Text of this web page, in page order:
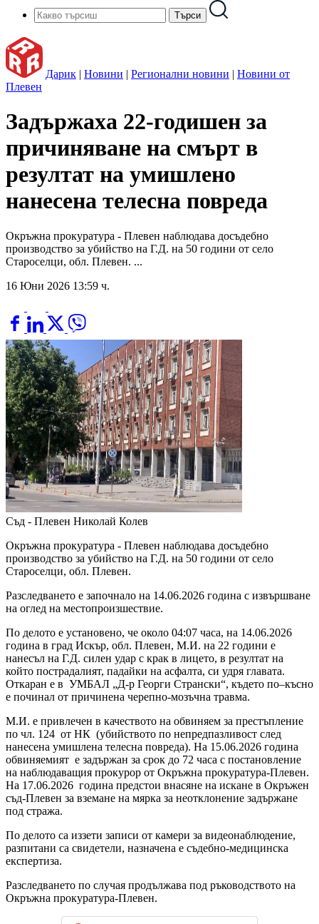
Дарик | Новини | Регионални новини | Новини от
Плевен
Задържаха 22-годишен за
причиняване на смърт в
резултат на умишлено
нанесена телесна повреда
Окръжна прокуратура - Плевен наблюдава досъдебно
производство за убийство на Г.Д. на 50 години от село
Староселци, обл. Плевен. ...
16 Юни 2026 13:59 ч.
Съд - Плевен Николай Колев
Окръжна прокуратура - Плевен наблюдава досъдебно
производство за убийство на Г.Д. на 50 години от село
Староселци, обл. Плевен.
Разследването е започнало на 14.06.2026 година с извършване
на оглед на местопроизшествие.
По делото е установено, че около 04:07 часа, на 14.06.2026
година в град Искър, обл. Плевен, М.И. на 22 години е
нанесъл на Г.Д. силен удар с крак в лицето, в резултат на
който пострадалият, падайки на асфалта, си удря главата.
Откаран е в УМБАЛ „Д-р Георги Странски“, където по–късно
е починал от причинена черепно-мозъчна травма.
М.И. е привлечен в качеството на обвиняем за престъпление
по чл. 124 от НК (убийството по непредпазливост след
нанесена умишлена телесна повреда). На 15.06.2026 година
обвиняемият е задържан за срок до 72 часа с постановление
на наблюдаващия прокурор от Окръжна прокуратура-Плевен.
На 17.06.2026 година предстои внасяне на искане в Окръжен
съд-Плевен за вземане на мярка за неотклонение задържане
под стража.
По делото са иззети записи от камери за видеонаблюдение,
разпитани са свидетели, назначена е съдебно-медицинска
експертиза.
Разследването по случая продължава под ръководството на
Окръжна прокуратура-Плевен.